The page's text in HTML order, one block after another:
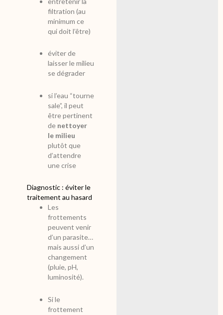
filtration (au
minimum ce
qui doit l’être)
éviter de
laisser le milieu
se dégrader
si l’eau “tourne
sale”, il peut
être pertinent
de nettoyer
le milieu
plutôt que
d’attendre
une crise
Diagnostic : éviter le
traitement au hasard
Les
frottements
peuvent venir
d’un parasite…
mais aussi d’un
changement
(pluie, pH,
luminosité).
Si le
frottement